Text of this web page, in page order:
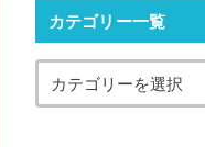
カテゴリー一覧